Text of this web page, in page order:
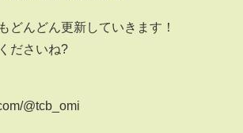
どんどん更新していきます！
ださいね?
@tcb_omi